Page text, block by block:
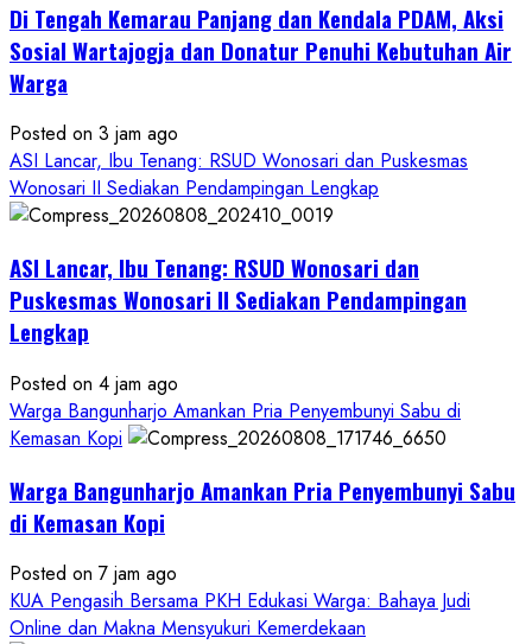
Di Tengah Kemarau Panjang dan Kendala PDAM, Aksi
Sosial Wartajogja dan Donatur Penuhi Kebutuhan Air
Warga
Posted on 3 jam ago
ASI Lancar, Ibu Tenang: RSUD Wonosari dan Puskesmas
Wonosari II Sediakan Pendampingan Lengkap
ASI Lancar, Ibu Tenang: RSUD Wonosari dan
Puskesmas Wonosari II Sediakan Pendampingan
Lengkap
Posted on 4 jam ago
Warga Bangunharjo Amankan Pria Penyembunyi Sabu di
Kemasan Kopi
Warga Bangunharjo Amankan Pria Penyembunyi Sabu
di Kemasan Kopi
Posted on 7 jam ago
KUA Pengasih Bersama PKH Edukasi Warga: Bahaya Judi
Online dan Makna Mensyukuri Kemerdekaan